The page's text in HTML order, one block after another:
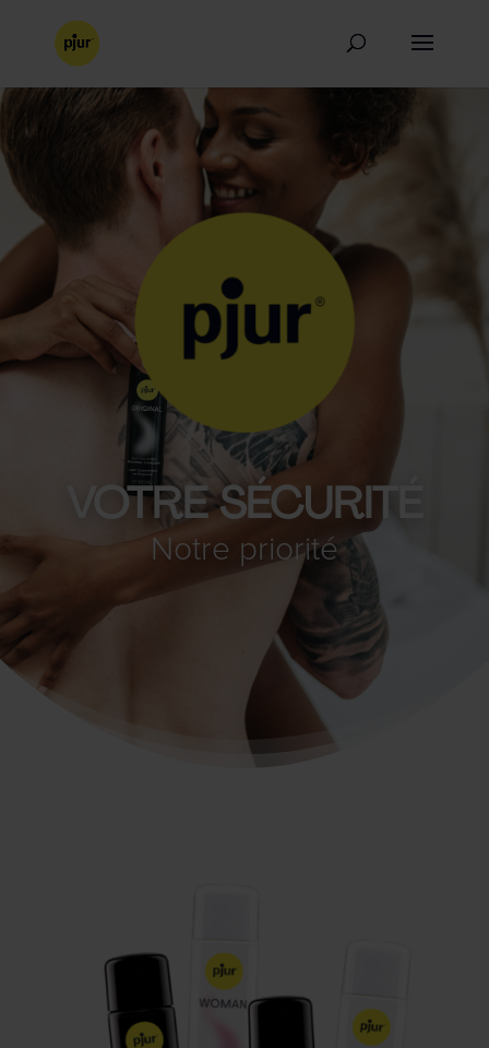
VOTRE SÉCURITÉ
Notre priorité